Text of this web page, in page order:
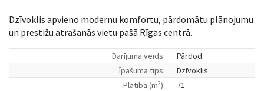
Dzīvoklis apvieno modernu komfortu, pārdomātu plānojumu
un prestižu atrašanās vietu pašā Rīgas centrā.
Darījuma veids:
Pārdod
Īpašuma tips:
Dzīvoklis
Platība (m2):
71